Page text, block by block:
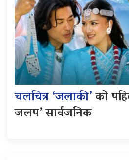
चलचित्र ‘जलाकी’को
जलप’ सार्वजनिक